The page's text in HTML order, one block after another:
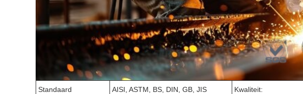
Standaard AISI, ASTM, BS, DIN, GB, JIS Kwaliteit: